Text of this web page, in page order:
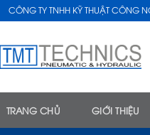
CÔNG TY TNHH KỸ THUẬT CÔNG
TRANG CHỦ GIỚI THIỆU